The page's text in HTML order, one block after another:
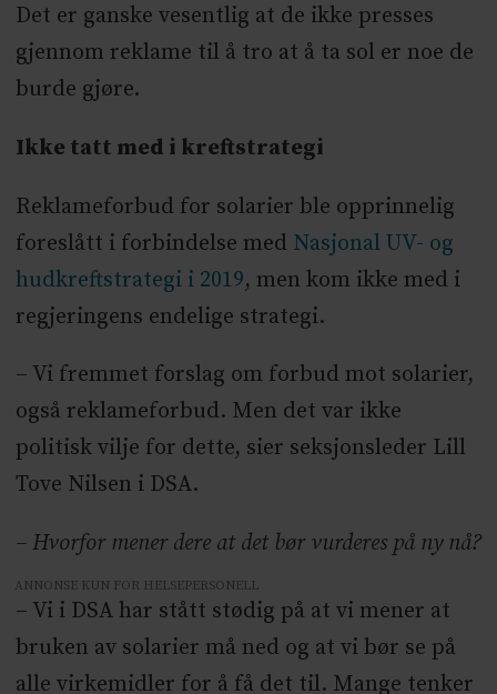
Det er ganske vesentlig at de ikke presses
gjennom reklame til å tro at å ta sol er noe de
burde gjøre.
Ikke tatt med i kreftstrategi
Reklameforbud for solarier ble opprinnelig
foreslått i forbindelse med Nasjonal UV- og
hudkreftstrategi i 2019, men kom ikke med i
regjeringens endelige strategi.
– Vi fremmet forslag om forbud mot solarier,
også reklameforbud. Men det var ikke
politisk vilje for dette, sier seksjonsleder Lill
Tove Nilsen i DSA.
– Hvorfor mener dere at det bør vurderes på ny nå?
ANNONSE KUN FOR HELSEPERSONELL
– Vi i DSA har stått stødig på at vi mener at
bruken av solarier må ned og at vi bør se på
alle virkemidler for å få det til. Mange tenker